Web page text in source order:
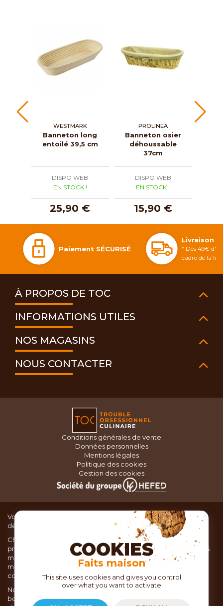
WESTMARK
Banneton long
entoilé 39,5 cm
DISPO WEB
EN STOCK !
25,90 €
PROLINEA
Banneton osier
déhoussable
37cm
DISPO WEB
EN STOCK !
15,90 €
Paiement SÉCURISÉ
Livraison
* Dès 49€
cadre de la
À PROPOS DE TOC
INFORMATIONS UTILES
NOS MAGASINS
NOUS CONTACTER
Conditions générales de vente
Données personnelles
Mentions légales
Politique des cookies
Gestion des cookies
Vous recherchez du matériel de cuisine pour concocter de
délicieux plats ou des pâtisseries dignes d’un grand chef ?
Chez TOC, boutique d’ustensiles de cuisine, nous vous
proposons une large sélection de produits issus des meilleures
marques de matériel de cuisine: Ustensiles de pâtisserie,
matériel de cuisson, service de table, ustensiles de cuisine,
coutellerie, set picnic.
Nous vous réservons un accueil chaleureux au sein de nos 21
boutiques, mais vous trouverez également tout votre matériel
COOKIES
Faits maison
This site uses cookies and gives you control
over what you want to activate